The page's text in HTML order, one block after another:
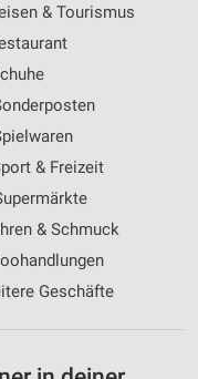
& Tourismus
& Freizeit
& Schmuck
Geschäfte